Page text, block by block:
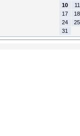
10
11
17
18
24
25
31